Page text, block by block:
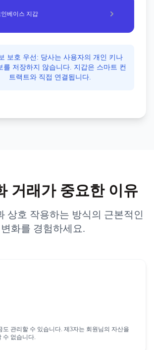
인베이스 지갑
보호 우선: 당사는 사용자의 개인 키나
를 저장하지 않습니다. 지갑은 스마트 컨
트랙트와 직접 연결됩니다.
거래가 중요한 이유
상호 작용하는 방식의 근본적인
변화를 경험하세요.
도 관리할 수 있습니다. 제3자는 회원님의 자산을
수 없습니다.